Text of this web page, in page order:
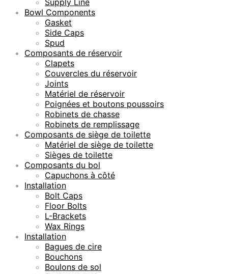
Bowl Components
Gasket
Side Caps
Spud
Composants de réservoir
Clapets
Couvercles du réservoir
Joints
Matériel de réservoir
Poignées et boutons poussoirs
Robinets de chasse
Robinets de remplissage
Composants de siège de toilette
Matériel de siège de toilette
Sièges de toilette
Composants du bol
Capuchons à côté
Installation
Bolt Caps
Floor Bolts
L-Brackets
Wax Rings
Installation
Bagues de cire
Bouchons
Boulons de sol